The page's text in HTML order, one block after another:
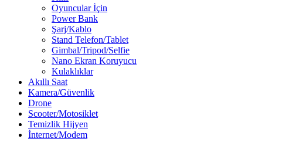
Oyuncular İçin
Power Bank
Şarj/Kablo
Stand Telefon/Tablet
Gimbal/Tripod/Selfie
Nano Ekran Koruyucu
Kulaklıklar
Akıllı Saat
Kamera/Güvenlik
Drone
Scooter/Motosiklet
Temizlik Hijyen
İnternet/Modem